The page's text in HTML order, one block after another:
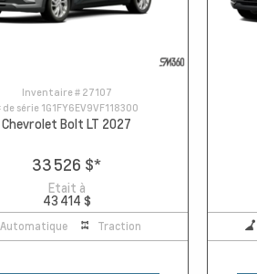
Inventaire # 27107
de série 1G1FY6EV9VF118300
Chevrolet Bolt LT 2027
33 526 $*
Etait à
43 414 $
Automatique Traction